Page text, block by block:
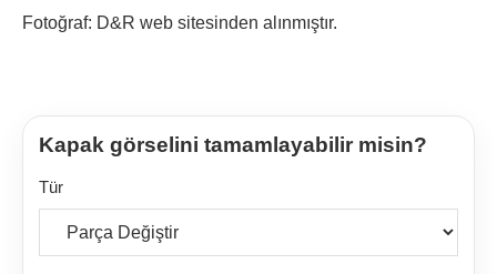
Fotoğraf: D&R web sitesinden alınmıştır.
Kapak görselini tamamlayabilir misin?
Tür